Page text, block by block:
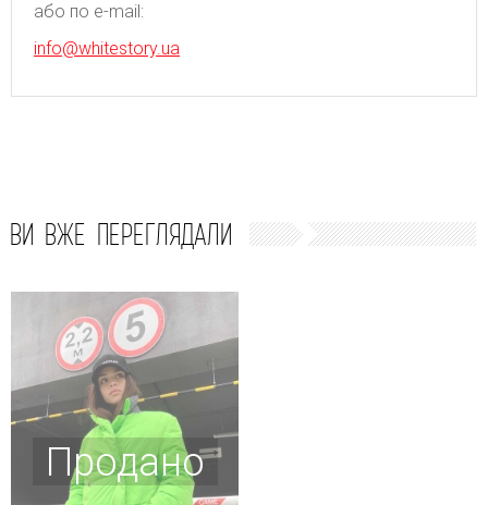
або по e-mail:
info@whitestory.ua
ВИ ВЖЕ ПЕРЕГЛЯДАЛИ
Продано